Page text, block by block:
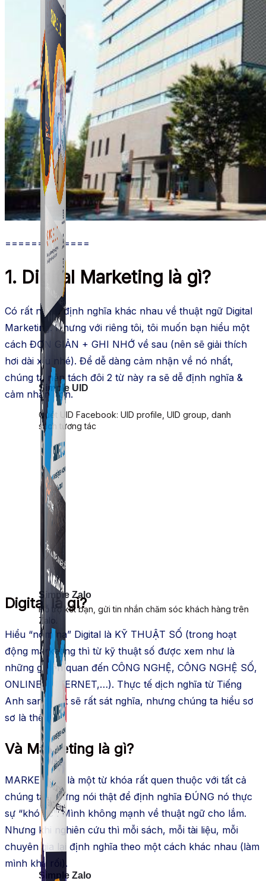
Simple UID
Quét UID Facebook: UID profile, UID group, danh
sách tương tác
Simple Zalo
Hỗ trợ kết bạn, gửi tin nhắn chăm sóc khách hàng trên
Zalo.
Simple UID
Quét UID Facebook: UID profile, UID group, danh
sách tương tác
Simple Zalo
=============
1. Digital Marketing là gì?
Có rất nhiều định nghĩa khác nhau về thuật ngữ Digital
Marketing. Nhưng với riêng tôi, tôi muốn bạn hiểu một
cách ĐƠN GIẢN + GHI NHỚ về sau (nên sẽ giải thích
hơi dài xíu nhé). Để dễ dàng cảm nhận về nó nhất,
chúng ta nên tách đôi 2 từ này ra sẽ dễ định nghĩa &
cảm nhận hơn.
Digital là gì?
Hiểu “nôm na” Digital là KỸ THUẬT SỐ (trong hoạt
động marketing thì từ kỹ thuật số được xem như là
những gì liên quan đến CÔNG NGHỆ, CÔNG NGHỆ SỐ,
ONLINE, INTERNET,…). Thực tế dịch nghĩa từ Tiếng
Anh sang Việt sẽ rất sát nghĩa, nhưng chúng ta hiểu sơ
sơ là thế đã.
Và Marketing là gì?
MARKETING là một từ khóa rất quen thuộc với tất cả
chúng ta, nhưng nói thật để định nghĩa ĐÚNG nó thực
sự “khó ác”. Mình không mạnh về thuật ngữ cho lắm.
Nhưng khi nghiên cứu thì mỗi sách, mỗi tài liệu, mỗi
chuyên gia lại định nghĩa theo một cách khác nhau (làm
mình khá rối).